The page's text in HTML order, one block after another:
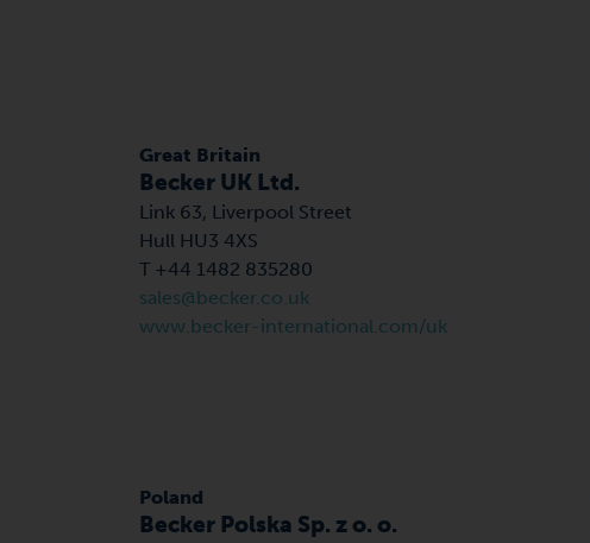
Great Britain
Becker UK Ltd.
Link 63, Liverpool Street
Hull HU3 4XS
T +44 1482 835280
sales@becker.co.uk
www.becker-international.com/uk
Poland
Becker Polska Sp. z o. o.